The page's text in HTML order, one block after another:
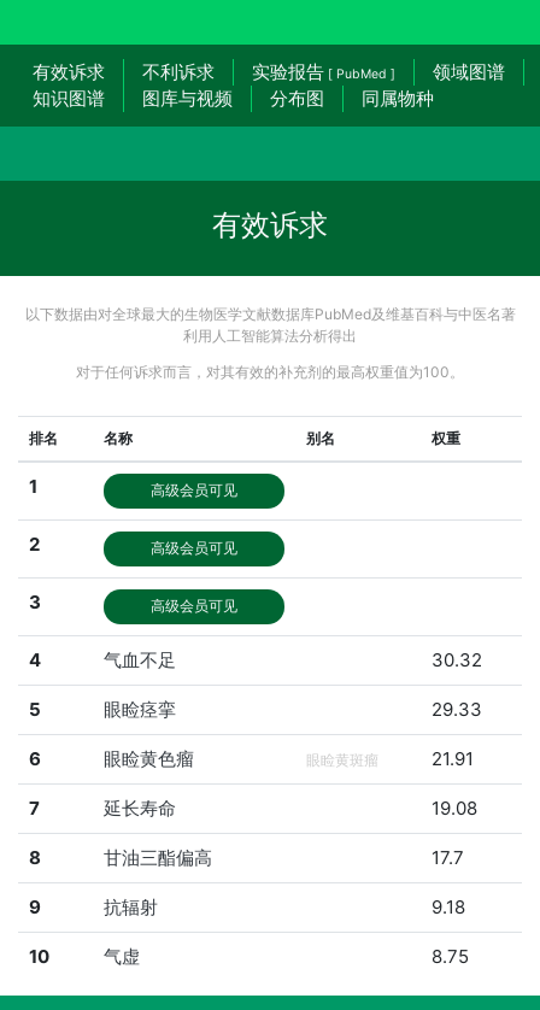
有效诉求 不利诉求 实验报告 [ PubMed ]
领域图谱
知识图谱
图库与视频 分布图 同属物种
有效诉求
以下数据由对全球最大的生物医学文献数据库PubMed及维基百科与中医名著
利用人工智能算法分析得出
对于任何诉求而言，对其有效的补充剂的最高权重值为100。
排名 名称 别名 权重
1 高级会员可见
2 高级会员可见
3 高级会员可见
4 气血不足 30.32
5 眼睑痉挛 29.33
6 眼睑黄色瘤 眼睑黄斑瘤 21.91
7 延长寿命 19.08
8 甘油三酯偏高 17.7
9 抗辐射 9.18
10 气虚 8.75